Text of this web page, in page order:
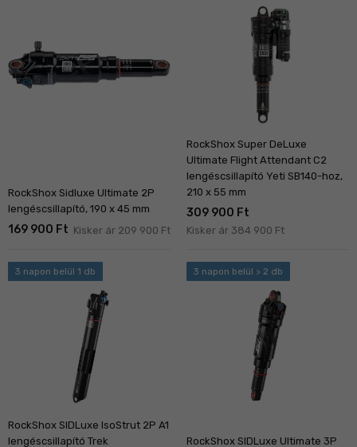
RockShox Sidluxe Ultimate 2P
lengéscsillapító, 190 x 45 mm
169 900 Ft Kisker ár 209 900 Ft
RockShox Super DeLuxe
Ultimate Flight Attendant C2
lengéscsillapító Yeti SB140-hoz,
210 x 55 mm
309 900 Ft
Kisker ár 384 900 Ft
3 napon belül 1 db
RockShox SIDLuxe IsoStrut 2P A1
lengéscsillapító Trek
3 napon belül > 2 db
RockShox SIDLuxe Ultimate 3P